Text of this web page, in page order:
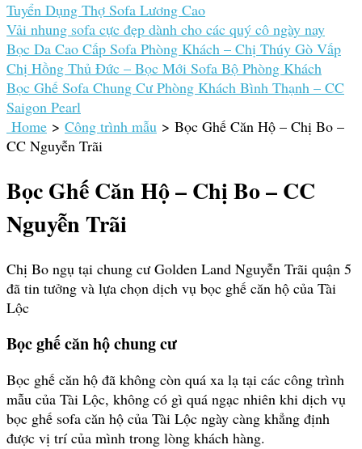
Tuyển Dụng Thợ Sofa Lương Cao
Vải nhung sofa cực đẹp dành cho các quý cô ngày nay
Bọc Da Cao Cấp Sofa Phòng Khách – Chị Thúy Gò Vấp
Chị Hồng Thủ Đức – Bọc Mới Sofa Bộ Phòng Khách
Bọc Ghế Sofa Chung Cư Phòng Khách Bình Thạnh – CC
Saigon Pearl
Home > Công trình mẫu > Bọc Ghế Căn Hộ – Chị Bo –
CC Nguyễn Trãi
Bọc Ghế Căn Hộ – Chị Bo – CC
Nguyễn Trãi
Chị Bo ngụ tại chung cư Golden Land Nguyễn Trãi quận 5
đã tin tưởng và lựa chọn dịch vụ bọc ghế căn hộ của Tài
Lộc
Bọc ghế căn hộ chung cư
Bọc ghế căn hộ đã không còn quá xa lạ tại các công trình
mẫu của Tài Lộc, không có gì quá ngạc nhiên khi dịch vụ
bọc ghế sofa căn hộ của Tài Lộc ngày càng khẳng định
được vị trí của mình trong lòng khách hàng.